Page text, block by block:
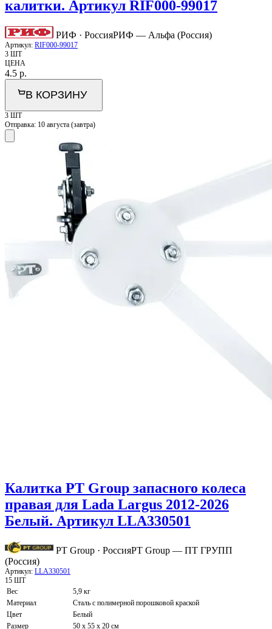
калитки. Артикул RIF000-99017
РИФ · РоссияРИФ — Альфа (Россия)
Артикул: RIF000-99017
3 ШТ
ЦЕНА
4.5 р.
В КОРЗИНУ
3 ШТ
Отправка: 10 августа (завтра)
Калитка PT Group запасного колеса
правая для Lada Largus 2012-2026
Белый. Артикул LLA330501
PT Group · РоссияPT Group — ПТ ГРУПП
(Россия)
Артикул: LLA330501
15 ШТ
Вес
5,9 кг
Материал
Сталь с полимерной порошковой краской
Цвет
Белый
Размер
50 х 55 х 20 см